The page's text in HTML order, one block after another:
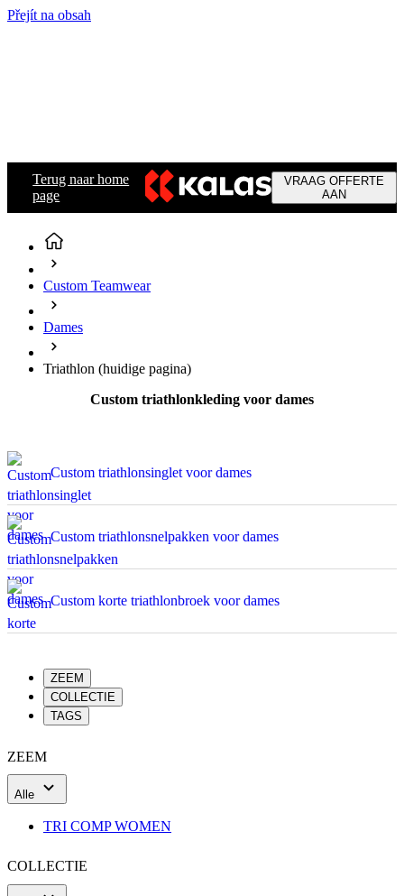
Přejít na obsah
Terug naar home
page
VRAAG OFFERTE
AAN
Custom Teamwear
Dames
Triathlon (huidige pagina)
Custom triathlonkleding voor dames
Custom triathlonsinglet voor dames
Custom triathlonsnelpakken voor dames
Custom korte triathlonbroek voor dames
ZEEM
COLLECTIE
TAGS
ZEEM
Alle
TRI COMP WOMEN
COLLECTIE